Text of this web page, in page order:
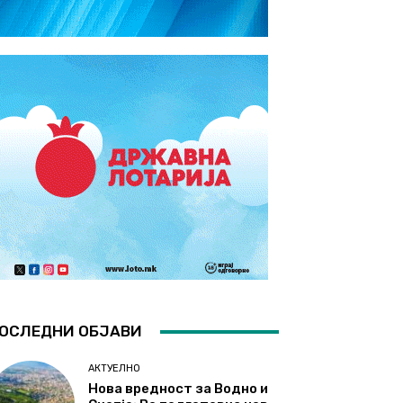
ОБЈАВИ
АКТУЕЛНО
Нова вредност за Водно и